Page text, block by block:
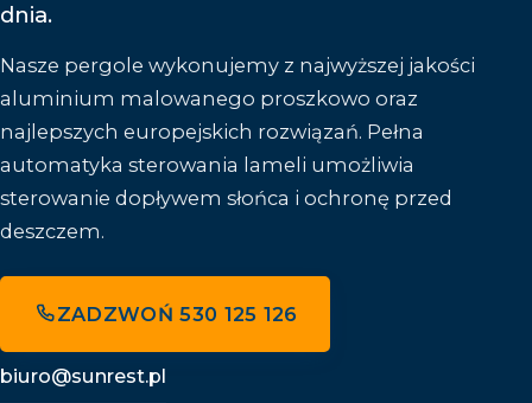
dnia.
Nasze pergole wykonujemy z najwyższej jakości
aluminium malowanego proszkowo oraz
najlepszych europejskich rozwiązań. Pełna
automatyka sterowania lameli umożliwia
sterowanie dopływem słońca i ochronę przed
deszczem.
ZADZWOŃ 530 125 126
biuro@sunrest.pl